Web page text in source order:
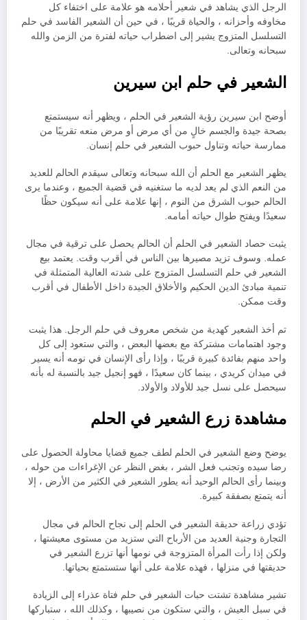
الرجل الذي يشاهد في شعير أحلامه هو علامة على اختفاء كل
مخاوفه وأحزانه ، والحياة قريبًا ، في حين أن الشعير الفاسد في حلم
التسلسل المتزوج يشير إلى اضطراب حياته لفترة من الزمن والله
سبحانه وتعالى.
الشعير في حلم ابن سيرين
أوضح ابن سيرين رؤية الشعير في الحلم ، ويظهر أنه سيستمتع
بصحة جيدة والجسم خالٍ من أي مرض أو مرض منعه تقريبًا من
ممارسة حياته وتناول حبوب الشعير في حلم إنسان.
يظهر الشعير مع الحلم أن الله سبحانه وتعالى سيقدم الحالم للعديد
من النعم الذي لم يعد لديه ما ستغنيه في قضية الجميع ، وعندما يرى
الحالم حبوب الشرق من النوم ، إنها علامة على أنه سيكون حظًا
سعيدًا ويفتح طوال حياته أمامه.
يثبت حصاد الشعير في الحلم أن الحالم يحصل على ترقية في مجال
عمله. وسوف تزيد مصيرها بين الناس في أقرب وقت. يعتمد بيع
الشعير في حلم التسلسل المتزوج على شدته العالية المتمثلة في
تنمية مبادئ الدين الحكيم والأخلاق الجيدة داخل الأطفال في أقرب
وقت ممكن.
تم أخذ الشعير كهدية من شخص معروف في حلم الرجل. هذا يثبت
وجود اهتمامات مشتركة مع بعضها البعض ، والتي ستعود إلى كل
واحد منهم بفائدة كبيرة قريبًا ، وإذا رأى الإنسان في نومه أنه يسير
في ميدان كريدي ، بينما كان سعيدًا ، فهو إنجيل جيد بالنسبة له بأنه
سيحصل على نسل جيد للأولاد والأولاد.
مشاهدة زرع الشعير في الحلم
يوضح وضع الشعير في الحلم لطف جميع قضايا محاولة الحصول على
رضا سيده وتجنب فعل الشر ، بغض النظر عن الإغراءات من حوله ،
وبينما رأى الحالم الوحيد أنه يطور الشعير في الكثير من الأرض ، إلا
أنه يتمتع بصفقة كبيرة.
تؤدي زراعة حديقة الشعير في الحلم إلى نجاح الحالم في مجال
التجارة وجنية العديد من الأرباح التي ستزيد من مستوى معيشتها ،
ولكن إذا رأت المرأة المتزوجة في نومها أنها تزرع الشعير في
حديقتها في منزلها ، فهذه علامة على أنها ستستمتع بحياتها.
تشير مشاهدة تشتت حبات الشعير في حلم فتاة عذراء إلى الزيادة
في سبل العيش ، والتي ستكون من نصيبها ، وكذلك الله ، ستباركها